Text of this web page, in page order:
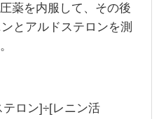
薬を内服して、その後
とアルドステロンを測
ロン]÷[レニン活